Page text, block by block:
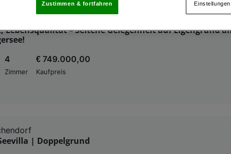
Lebensqualität – Seltene Gelegenheit auf Eigengrund
4
Zimmer
€ 749.000,00
Kaufpreis
| Doppelgrund
die sich auf jeder Seite unten im Footer befinden.
Partner verarbeiten Daten, um Folgendes bereitzustellen:
auf einem Endgerät. Personalisierte Werbung und Inhalte, Messung von Werbeleistung
Inhalten, Zielgruppenforschung sowie Entwicklung und Verbesserung von Angeboten.
Zustimmen & fortfahren